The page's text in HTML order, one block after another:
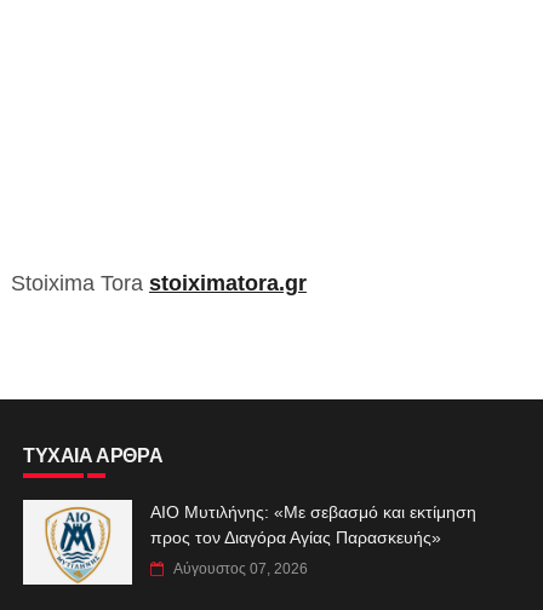
Stoixima Tora stoiximatora.gr
ΤΥΧΑΙΑ ΑΡΘΡΑ
ΑIO Μυτιλήνης: «Με σεβασμό και εκτίμηση
προς τον Διαγόρα Αγίας Παρασκευής»
Αύγουστος 07, 2026